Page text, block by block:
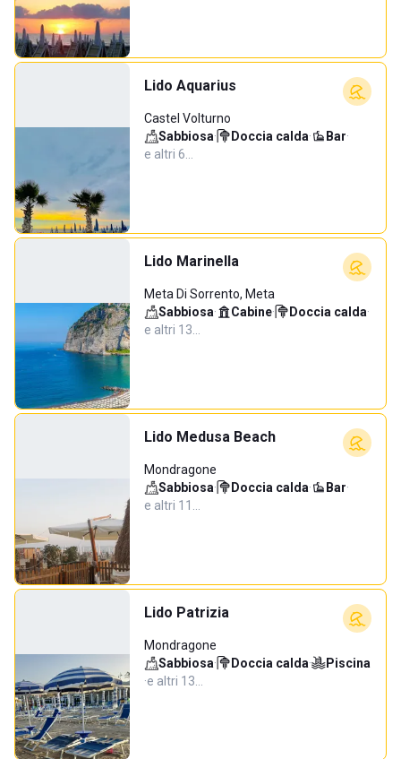
Lido Aquarius
Castel Volturno
Sabbiosa· Doccia calda· Bar·
e altri 6…
Lido Marinella
Meta Di Sorrento, Meta
Sabbiosa· Cabine· Doccia calda·
e altri 13…
Lido Medusa Beach
Mondragone
Sabbiosa· Doccia calda· Bar·
e altri 11…
Lido Patrizia
Mondragone
Sabbiosa· Doccia calda·
Piscina
·e altri 13…